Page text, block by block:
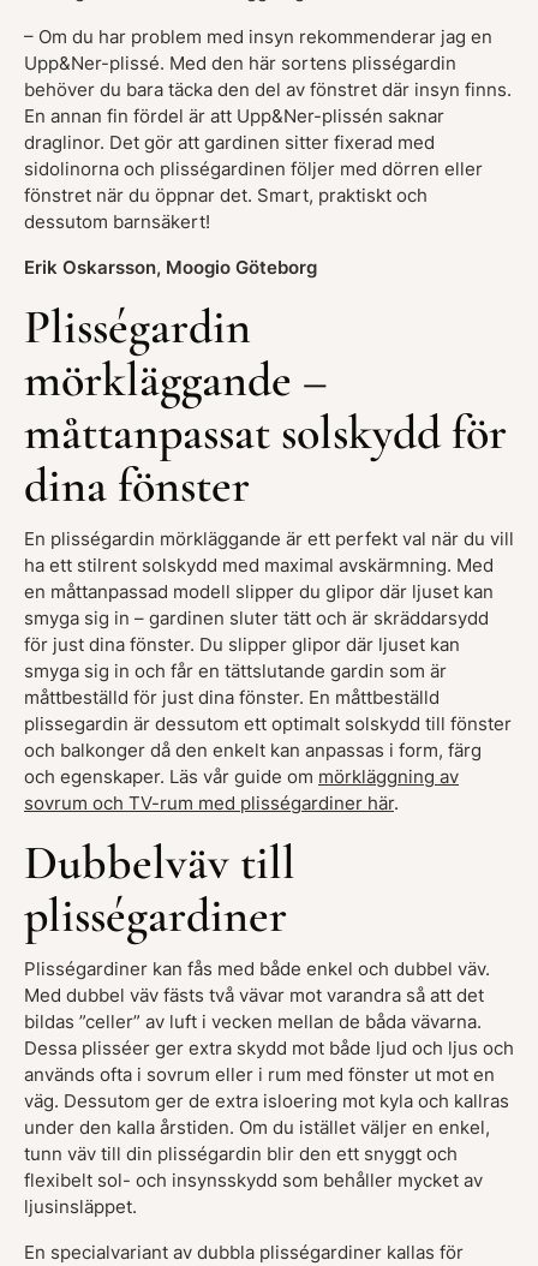
– Om du har problem med insyn rekommenderar jag en
Upp&Ner-plissé. Med den här sortens plisségardin
behöver du bara täcka den del av fönstret där insyn finns.
En annan fin fördel är att Upp&Ner-plissén saknar
draglinor. Det gör att gardinen sitter fixerad med
sidolinorna och plisségardinen följer med dörren eller
fönstret när du öppnar det. Smart, praktiskt och
dessutom barnsäkert!
Erik Oskarsson, Moogio Göteborg
Plisségardin
mörkläggande –
måttanpassat solskydd för
dina fönster
En plisségardin mörkläggande är ett perfekt val när du vill
ha ett stilrent solskydd med maximal avskärmning. Med
en måttanpassad modell slipper du glipor där ljuset kan
smyga sig in – gardinen sluter tätt och är skräddarsydd
för just dina fönster. Du slipper glipor där ljuset kan
smyga sig in och får en tättslutande gardin som är
måttbeställd för just dina fönster. En måttbeställd
plissegardin är dessutom ett optimalt solskydd till fönster
och balkonger då den enkelt kan anpassas i form, färg
och egenskaper. Läs vår guide om mörkläggning av
sovrum och TV-rum med plisségardiner här.
Dubbelväv till
plisségardiner
Plisségardiner kan fås med både enkel och dubbel väv.
Med dubbel väv fästs två vävar mot varandra så att det
bildas ”celler” av luft i vecken mellan de båda vävarna.
Dessa plisséer ger extra skydd mot både ljud och ljus och
används ofta i sovrum eller i rum med fönster ut mot en
väg. Dessutom ger de extra isloering mot kyla och kallras
under den kalla årstiden. Om du istället väljer en enkel,
tunn väv till din plisségardin blir den ett snyggt och
flexibelt sol- och insynsskydd som behåller mycket av
ljusinsläppet.
En specialvariant av dubbla plisségardiner kallas för